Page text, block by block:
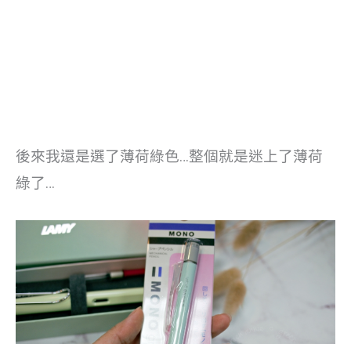
後來我還是選了薄荷綠色…整個就是迷上了薄荷
綠了…